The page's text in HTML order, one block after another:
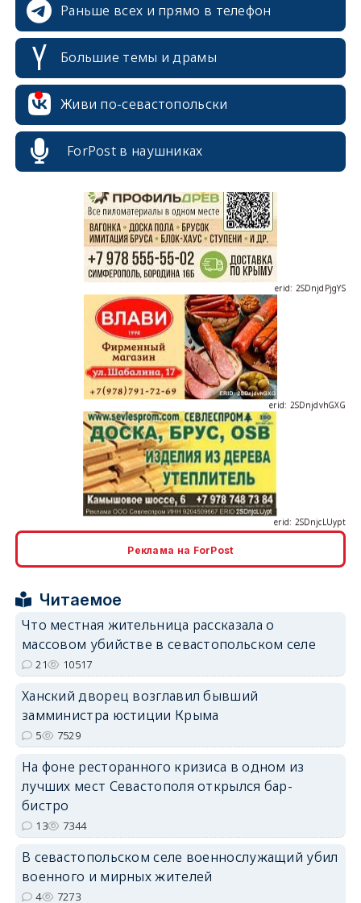
Раньше всех и прямо в телефон
Большие темы и драмы
Живи по-севастопольски
ForPost в наушниках
erid: 2SDnjdPjgYS
erid: 2SDnjdvhGXG
Реклама на ForPost
Читаемое
Что местная жительница рассказала о
массовом убийстве в севастопольском селе
21 10517
Ханский дворец возглавил бывший
замминистра юстиции Крыма
5 7529
На фоне ресторанного кризиса в одном из
лучших мест Севастополя открылся бар-
бистро
13 7344
В севастопольском селе военнослужащий убил
военного и мирных жителей
4 7273